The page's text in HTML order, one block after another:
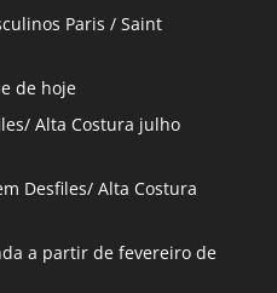
Paris / Saint
de hoje
Alta Costura julho
Desfiles/ Alta Costura
a partir de fevereiro de